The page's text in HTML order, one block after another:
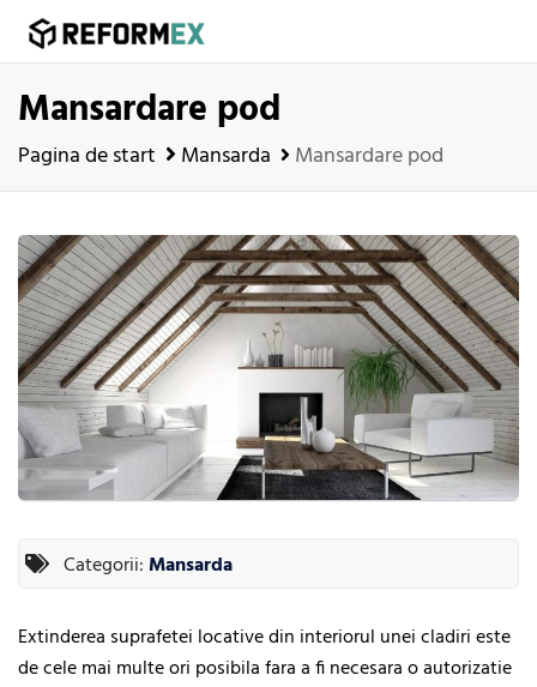
Mansardare pod
Pagina de start Mansarda Mansardare pod
Categorii:Mansarda
Extinderea suprafetei locative din interiorul unei cladiri este
de cele mai multe ori posibila fara a fi necesara o autorizatie